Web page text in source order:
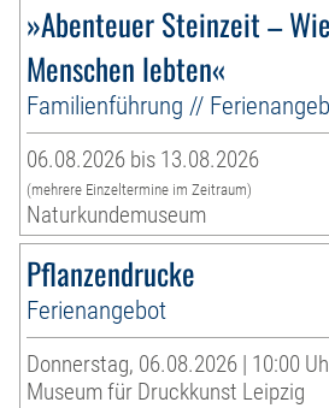
»Abenteuer Steinzeit –
Menschen lebten«
Familienführung //
06.08.2026 bis 13.08.2026
(mehrere Einzeltermine im Zeitraum)
Naturkundemuseum
Pflanzendrucke
Ferienangebot
Donnerstag, 06.08.2026 | 10:00
Museum für Druckkunst Leipzig